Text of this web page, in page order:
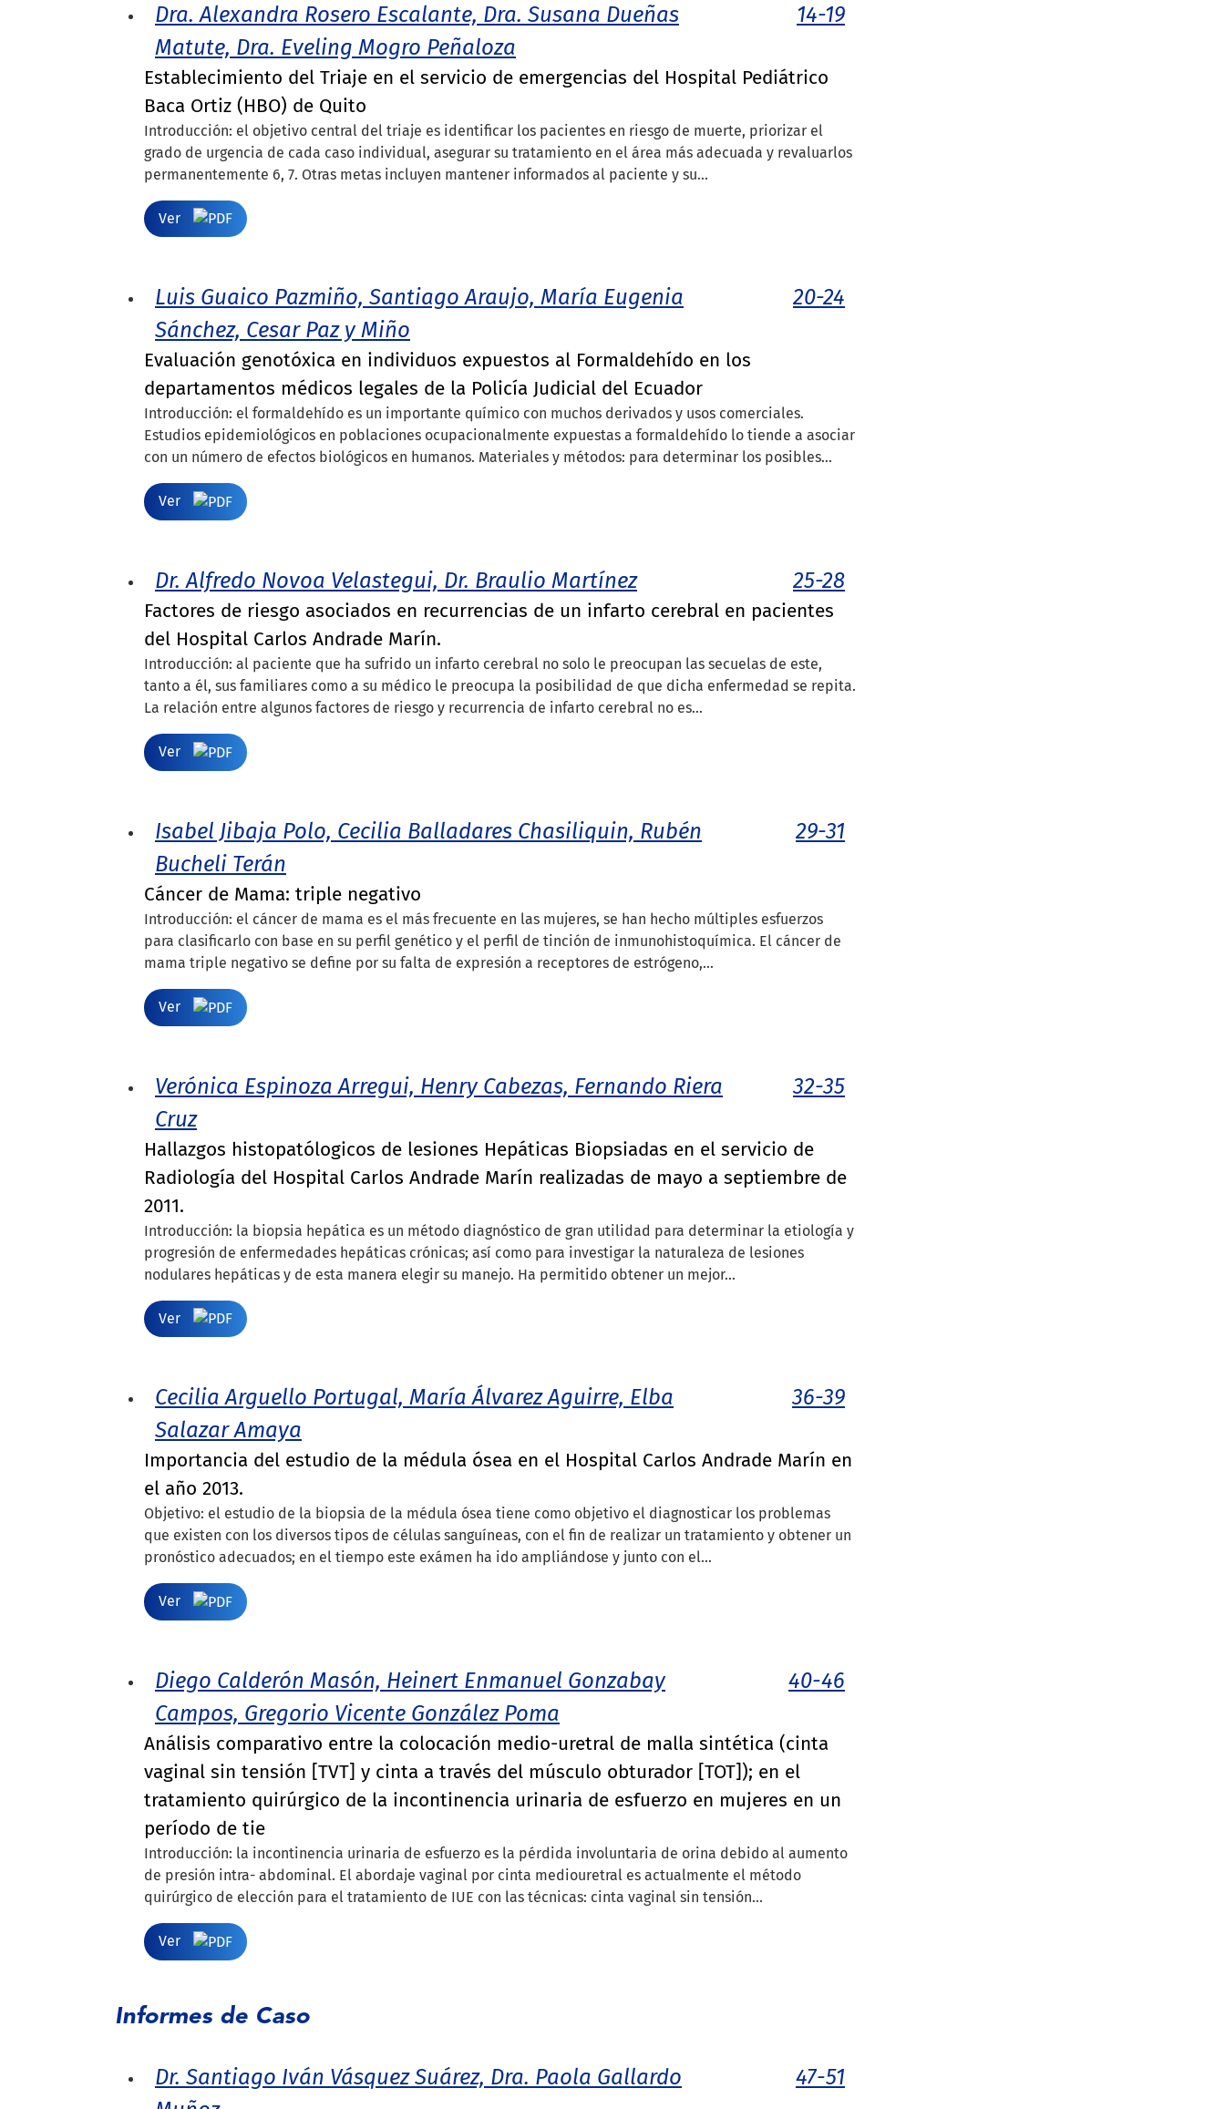
Dra. Alexandra Rosero Escalante, Dra. Susana Dueñas
Matute, Dra. Eveling Mogro Peñaloza
14-19
Establecimiento del Triaje en el servicio de emergencias del Hospital Pediátrico
Baca Ortiz (HBO) de Quito
Introducción: el objetivo central del triaje es identificar los pacientes en riesgo de muerte, priorizar el
grado de urgencia de cada caso individual, asegurar su tratamiento en el área más adecuada y revaluarlos
permanentemente 6, 7. Otras metas incluyen mantener informados al paciente y su...
Ver
Luis Guaico Pazmiño, Santiago Araujo, María Eugenia
Sánchez, Cesar Paz y Miño
20-24
Evaluación genotóxica en individuos expuestos al Formaldehído en los
departamentos médicos legales de la Policía Judicial del Ecuador
Introducción: el formaldehído es un importante químico con muchos derivados y usos comerciales.
Estudios epidemiológicos en poblaciones ocupacionalmente expuestas a formaldehído lo tiende a asociar
con un número de efectos biológicos en humanos. Materiales y métodos: para determinar los posibles...
Ver
Dr. Alfredo Novoa Velastegui, Dr. Braulio Martínez 25-28
Factores de riesgo asociados en recurrencias de un infarto cerebral en pacientes
del Hospital Carlos Andrade Marín.
Introducción: al paciente que ha sufrido un infarto cerebral no solo le preocupan las secuelas de este,
tanto a él, sus familiares como a su médico le preocupa la posibilidad de que dicha enfermedad se repita.
La relación entre algunos factores de riesgo y recurrencia de infarto cerebral no es...
Ver
Isabel Jibaja Polo, Cecilia Balladares Chasiliquin, Rubén
Bucheli Terán
29-31
Cáncer de Mama: triple negativo
Introducción: el cáncer de mama es el más frecuente en las mujeres, se han hecho múltiples esfuerzos
para clasificarlo con base en su perfil genético y el perfil de tinción de inmunohistoquímica. El cáncer de
mama triple negativo se define por su falta de expresión a receptores de estrógeno,...
Ver
Verónica Espinoza Arregui, Henry Cabezas, Fernando Riera
Cruz
32-35
Hallazgos histopatólogicos de lesiones Hepáticas Biopsiadas en el servicio de
Radiología del Hospital Carlos Andrade Marín realizadas de mayo a septiembre de
2011.
Introducción: la biopsia hepática es un método diagnóstico de gran utilidad para determinar la etiología y
progresión de enfermedades hepáticas crónicas; así como para investigar la naturaleza de lesiones
nodulares hepáticas y de esta manera elegir su manejo. Ha permitido obtener un mejor...
Ver
Cecilia Arguello Portugal, María Álvarez Aguirre, Elba
Salazar Amaya
36-39
Importancia del estudio de la médula ósea en el Hospital Carlos Andrade Marín en
el año 2013.
Objetivo: el estudio de la biopsia de la médula ósea tiene como objetivo el diagnosticar los problemas
que existen con los diversos tipos de células sanguíneas, con el fin de realizar un tratamiento y obtener un
pronóstico adecuados; en el tiempo este exámen ha ido ampliándose y junto con el...
Ver
Diego Calderón Masón, Heinert Enmanuel Gonzabay
Campos, Gregorio Vicente González Poma
40-46
Análisis comparativo entre la colocación medio-uretral de malla sintética (cinta
vaginal sin tensión [TVT] y cinta a través del músculo obturador [TOT]); en el
tratamiento quirúrgico de la incontinencia urinaria de esfuerzo en mujeres en un
período de tie
Introducción: la incontinencia urinaria de esfuerzo es la pérdida involuntaria de orina debido al aumento
de presión intra- abdominal. El abordaje vaginal por cinta mediouretral es actualmente el método
quirúrgico de elección para el tratamiento de IUE con las técnicas: cinta vaginal sin tensión...
Ver
Informes de Caso
Dr. Santiago Iván Vásquez Suárez, Dra. Paola Gallardo
47-51